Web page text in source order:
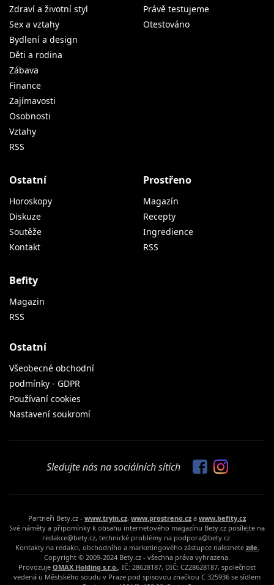
Zdraví a životní styl
Sex a vztahy
Bydlení a design
Děti a rodina
Zábava
Finance
Zajímavosti
Osobnosti
Vztahy
RSS
Právě testujeme
Otestováno
Ostatní
Horoskopy
Diskuze
Soutěže
Kontakt
Prostřeno
Magazín
Recepty
Ingredience
RSS
Befity
Magazin
RSS
Ostatní
Všeobecné obchodní
podmínky - GDPR
Používaní cookies
Nastavení soukromí
Sledujte nás na sociálních sítích
Partneři Bety.cz - www.tryin.cz, www.prostreno.cz a www.befity.cz
Své náměty a připomínky k obsahu internetového magazínu Bety.cz posílejte na
redakce@bety.cz, technické problémy na podpora@bety.cz.
Kontakty na redakci, obchodního a marketingového zástupce naleznete zde.
Copyright © 2009-2024 Bety.cz - všechna práva vyhrazena.
Provozuje OMAX Holding s.r.o., IČ: 28628187, DIČ: CZ28628187, společnost
vedená u Městského soudu v Praze pod spisovou značkou C 325936 se sídlem